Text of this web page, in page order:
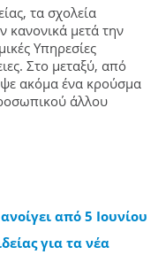
τα σχολεία
κανονικά μετά την
Υπηρεσίες
Στο μεταξύ, από
ακόμα ένα κρούσμα
άλλου
από 5 Ιουνίου
για τα νέα